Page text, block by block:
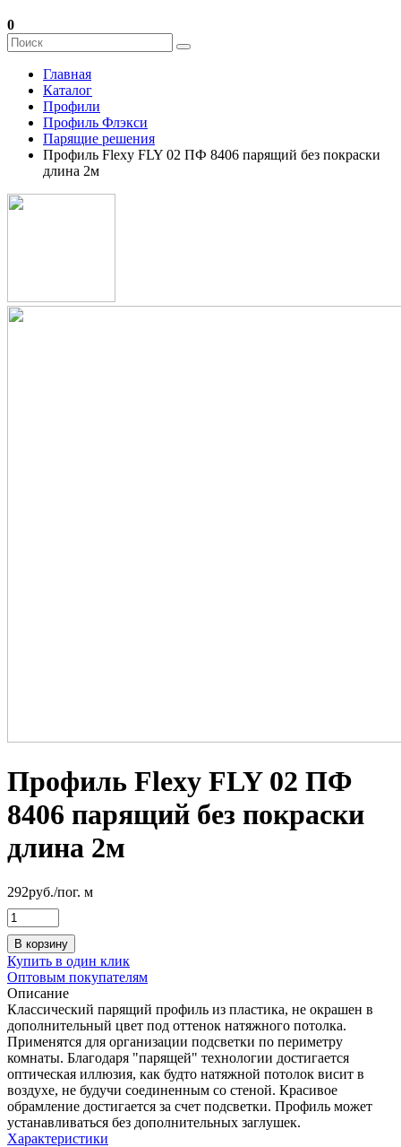
0
Главная
Каталог
Профили
Профиль Флэкси
Парящие решения
Профиль Flexy FLY 02 ПФ 8406 парящий без покраски
длина 2м
Профиль Flexy FLY 02 ПФ
8406 парящий без покраски
длина 2м
292руб./пог. м
В корзину
Купить в один клик
Оптовым покупателям
Описание
Классический парящий профиль из пластика, не окрашен в
дополнительный цвет под оттенок натяжного потолка.
Применятся для организации подсветки по периметру
комнаты. Благодаря "парящей" технологии достигается
оптическая иллюзия, как будто натяжной потолок висит в
воздухе, не будучи соединенным со стеной. Красивое
обрамление достигается за счет подсветки. Профиль может
устанавливаться без дополнительных заглушек.
Характеристики